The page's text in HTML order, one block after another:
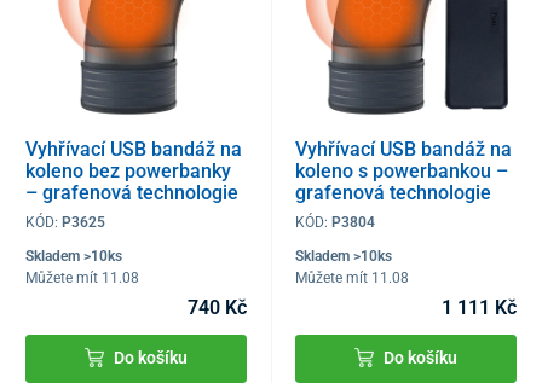
Vyhřívací USB bandáž na
koleno bez powerbanky
– grafenová technologie
KÓD: P3625
Skladem >10ks
Můžete mít 11.08
740 Kč
Do košíku
Vyhřívací USB bandáž na
koleno s powerbankou –
grafenová technologie
KÓD: P3804
Skladem >10ks
Můžete mít 11.08
1 111 Kč
Do košíku